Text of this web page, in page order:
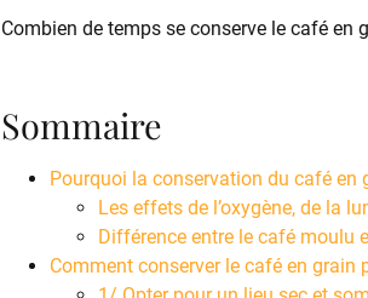
Combien de temps se conserve le café en
Sommaire
Pourquoi la conservation du café en
Les effets de l’oxygène, de la
Différence entre le café moulu
Comment conserver le café en grain